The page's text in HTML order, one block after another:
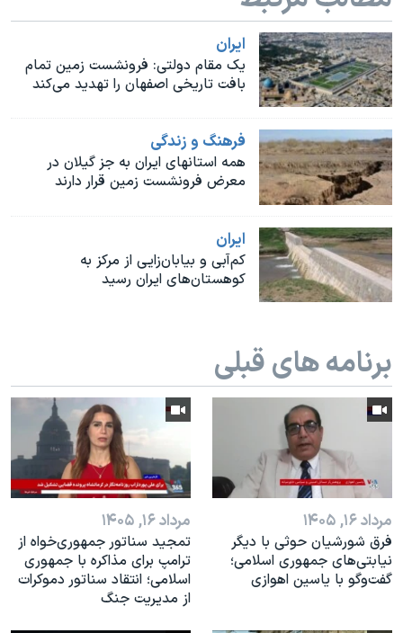
نرگس محمدی برنده جایزه نوبل صلح
همایش محافظه‌کاران آمریکا «سی‌پک»
صفحه‌های ویژه
سفر پرزیدنت ترامپ به چین
ايران
یک مقام دولتی: فرونشست زمین تمام
بافت تاریخی اصفهان را تهدید می‌کند
فرهنگ و زندگی
همه استانهای ایران به جز گیلان در
معرض فرونشست زمین قرار دارند
ايران
کم‌آبی و بیابان‌زایی از مرکز به
کوهستان‌های ایران رسید
برنامه های قبلی
مرداد ۱۶, ۱۴۰۵
فرق شورشیان حوثی با دیگر
نیابتی‌های جمهوری اسلامی؛
گفت‌وگو با یاسین اهوازی
مرداد ۱۶, ۱۴۰۵
تمجید سناتور جمهوری‌خواه از
ترامپ برای مذاکره با جمهوری
اسلامی؛ انتقاد سناتور دموکرات
از مدیریت جنگ